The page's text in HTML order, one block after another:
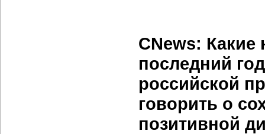
CNews:
последний
российской
говорить о
позитивной